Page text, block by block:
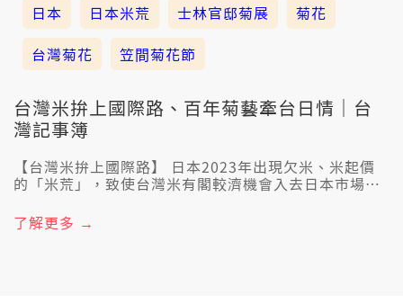
日本
日本米荒 士林官邸菊展
菊花
台灣菊花
笠間菊花節
台灣米拚上國際路、百年菊藝牽台日情｜台
灣記事簿
【台灣米拚上國際路】 日本2023年出現欠米、米起價
的「米荒」，致使台灣米有閣較濟機會入去日本市場；
年，桃園新屋的有機米，嘛頭一改外銷去Oo-
kh&iacute;-n&aacute;-uah的有機農產商店。 台灣米
了解更多 →